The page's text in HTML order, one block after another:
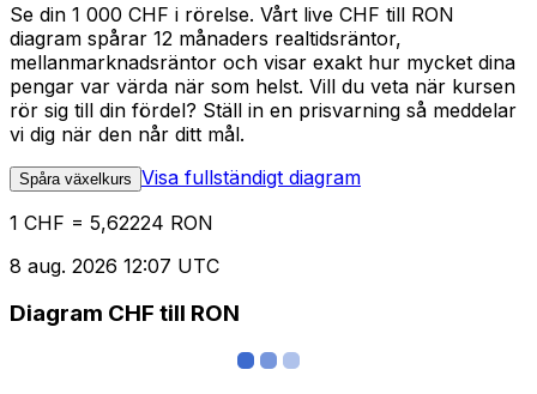
Se din 1 000 CHF i rörelse. Vårt live CHF till RON
diagram spårar 12 månaders realtidsräntor,
mellanmarknadsräntor och visar exakt hur mycket dina
pengar var värda när som helst. Vill du veta när kursen
rör sig till din fördel? Ställ in en prisvarning så meddelar
vi dig när den når ditt mål.
Spåra växelkurs Visa fullständigt diagram
1 CHF = 5,62224 RON
8 aug. 2026 12:07 UTC
Diagram CHF till RON